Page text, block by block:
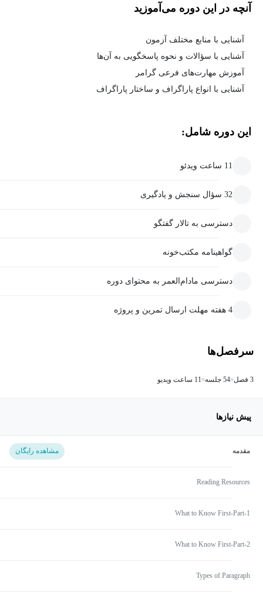
آنچه در این دوره می‌آموزید
آشنایی با منابع مختلف آزمون
آشنایی با سؤالات و نحوه پاسخگویی به آن‌ها
آموزش مهارت‌های فرعی گرامر
آشنایی با انواع پاراگراف و ساختار پاراگراف
این دوره شامل:
11 ساعت ویدئو
32 سؤال سنجش و یادگیری
دسترسی به تالار گفتگو
گواهینامه مکتب‌خونه
دسترسی مادام‌العمر به محتوای دوره
4 هفته مهلت ارسال تمرین و پروژه
سرفصل‌ها
3 فصل 54 جلسه 11 ساعت ویدیو
پیش نیازها
مقدمه مشاهده رایگان